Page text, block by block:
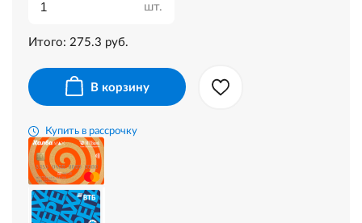
шт.
Итого: 275.3 руб.
В корзину
Купить в рассрочку